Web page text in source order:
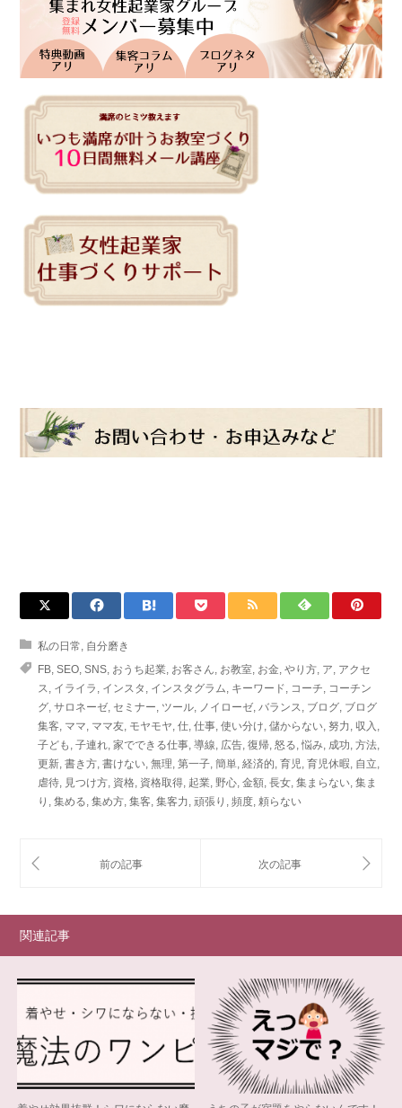
私の日常, 自分磨き
FB, SEO, SNS, おうち起業, お客さん, お教室, お金, やり方, ア, アクセ
ス, イライラ , インスタ , インスタグラム, キーワード, コーチ, コーチン
グ, サロネーゼ, セミナー, ツール, ノイローゼ, バランス, ブログ, ブログ
集客, ママ, ママ友, モヤモヤ, 仕, 仕事, 使い分け, 儲からない, 努力, 収入 ,
子ども , 子連れ, 家でできる仕事, 導線, 広告, 復帰, 怒る, 悩み, 成功, 方法,
更新, 書き方, 書けない, 無理, 第一子, 簡単, 経済的, 育児, 育児休暇, 自立,
虐待, 見つけ方, 資格, 資格取得, 起業, 野心, 金額, 長女, 集まらない, 集ま
り , 集める, 集め方, 集客, 集客力, 頑張り , 頻度, 頼らない
関連記事